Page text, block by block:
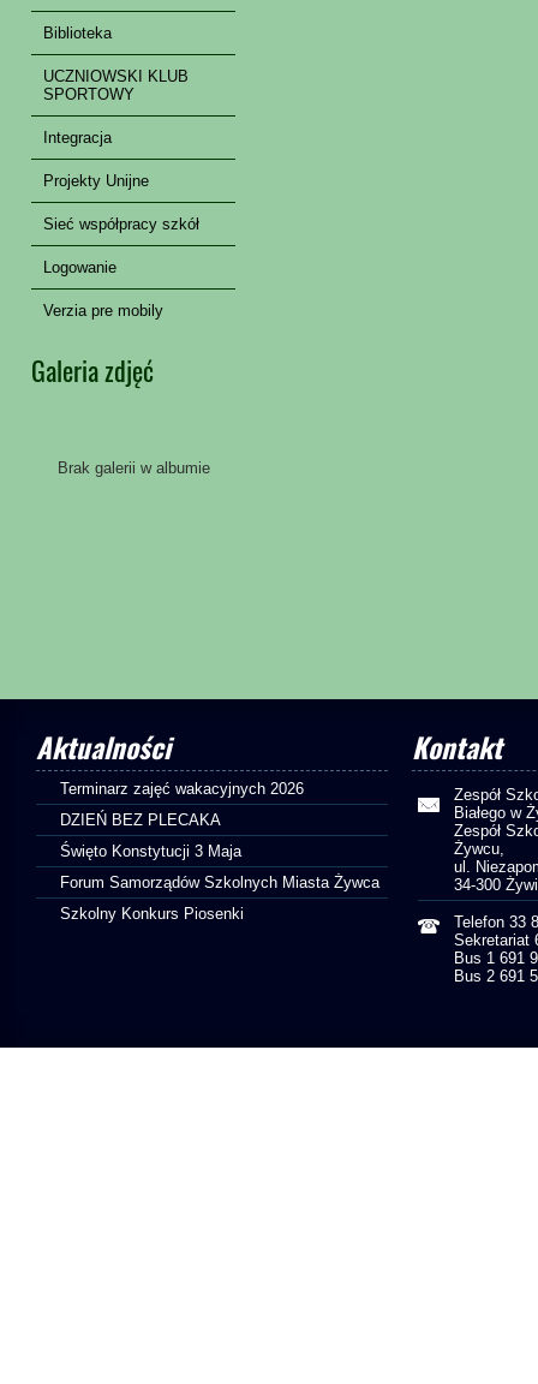
Biblioteka
UCZNIOWSKI KLUB
SPORTOWY
Integracja
Projekty Unijne
Sieć współpracy szkół
Logowanie
Verzia pre mobily
Galeria zdjęć
Brak galerii w albumie
Aktualności
Terminarz zajęć wakacyjnych 2026
DZIEŃ BEZ PLECAKA
Święto Konstytucji 3 Maja
Forum Samorządów Szkolnych Miasta Żywca
Szkolny Konkurs Piosenki
Kontakt
Zespół
Białego w
Zespół
Żywcu,
ul.
34-300
Telefon 33
Sekretariat
Bus 1 691
Bus 2 691